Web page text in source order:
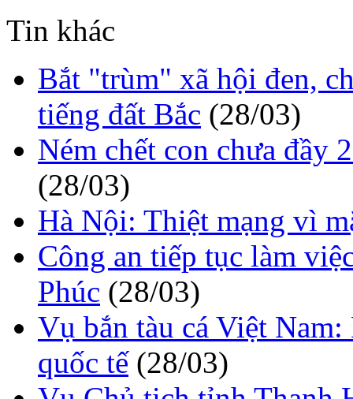
Tin khác
Bắt "trùm" xã hội đen,
tiếng đất Bắc (28/03)
Ném chết con chưa đầy
(28/03)
Hà Nội: Thiệt mạng vì
Công an tiếp tục làm
Phúc (28/03)
Vụ bắn tàu cá Việt
quốc tế (28/03)